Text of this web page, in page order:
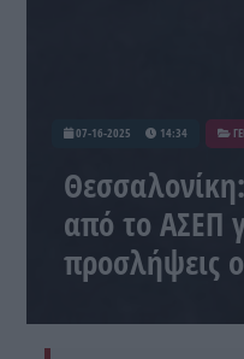
07-16-2025 14:34
από το ΑΣΕΠ
προσλήψεις